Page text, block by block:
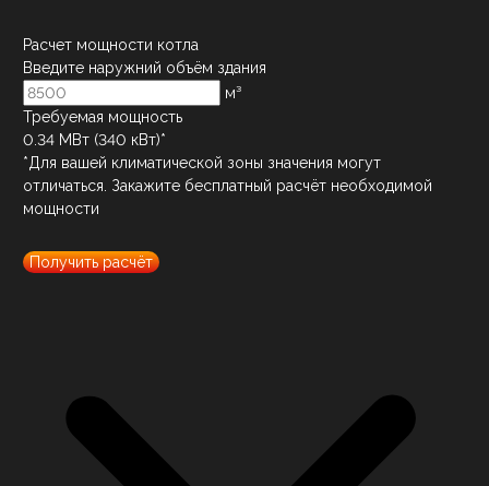
Расчет мощности котла
Введите наружний объём здания
м³
Требуемая мощность
0.34 МВт (340 кВт)*
*Для вашей климатической зоны значения могут
отличаться. Закажите бесплатный расчёт необходимой
мощности
Получить расчёт